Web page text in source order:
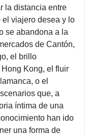
la distancia entre
viajero desea y lo
se abandona a la
de Cantón,
el brillo
Kong, el fluir
o el
que, a
íntima de una
han ido
una forma de